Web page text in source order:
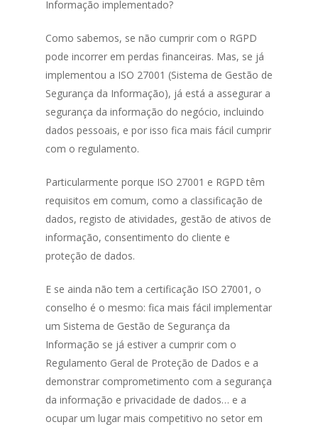
Informação implementado?
Como sabemos, se não cumprir com o RGPD
pode incorrer em perdas financeiras. Mas, se já
implementou a ISO 27001 (Sistema de Gestão de
Segurança da Informação), já está a assegurar a
segurança da informação do negócio, incluindo
dados pessoais, e por isso fica mais fácil cumprir
com o regulamento.
Particularmente porque ISO 27001 e RGPD têm
requisitos em comum, como a classificação de
dados, registo de atividades, gestão de ativos de
informação, consentimento do cliente e
proteção de dados.
E se ainda não tem a certificação ISO 27001, o
conselho é o mesmo: fica mais fácil implementar
um Sistema de Gestão de Segurança da
Informação se já estiver a cumprir com o
Regulamento Geral de Proteção de Dados e a
demonstrar comprometimento com a segurança
da informação e privacidade de dados… e a
ocupar um lugar mais competitivo no setor em